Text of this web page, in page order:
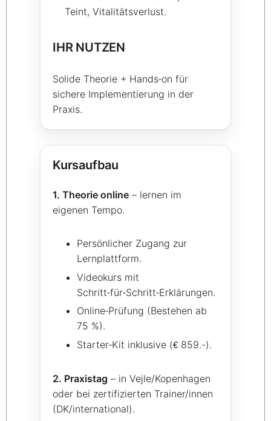
Teint, Vitalitätsverlust.
IHR NUTZEN
Solide Theorie + Hands‑on für
sichere Implementierung in der
Praxis.
Kursaufbau
1. Theorie online – lernen im
eigenen Tempo.
Persönlicher Zugang zur
Lernplattform.
Videokurs mit
Schritt‑für‑Schritt‑Erklärungen.
Online‑Prüfung (Bestehen ab
75 %).
Starter‑Kit inklusive (€ 859.-).
2. Praxistag – in Vejle/Kopenhagen
oder bei zertifizierten Trainer/innen
(DK/international).